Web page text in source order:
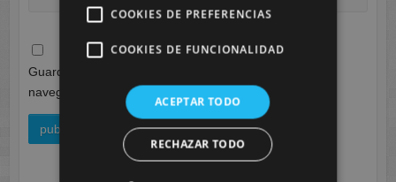
Guarda mi nombre, correo electrónico y web en este
navegador para la próxima vez que comente.
COOKIES DE PREFERENCIAS
COOKIES DE FUNCIONALIDAD
ACEPTAR TODO
RECHAZAR TODO